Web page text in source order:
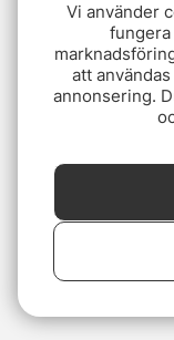
Vi använder
att
annonsering.